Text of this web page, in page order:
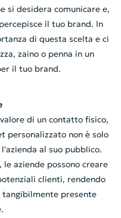
si desidera comunicare e,
il tuo brand. In
di questa scelta e ci
zaino o penna in un
il tuo brand.
di un contatto fisico,
personalizzato non è solo
al suo pubblico.
aziende possono creare
clienti, rendendo
tangibilmente presente